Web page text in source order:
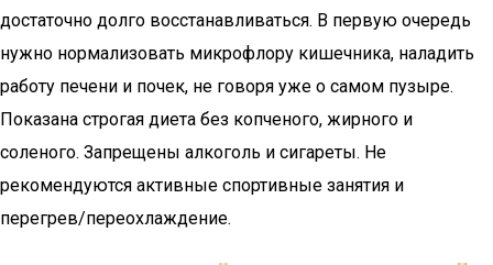
достаточно долго восстанавливаться. В первую очередь
нужно нормализовать микрофлору кишечника, наладить
работу печени и почек, не говоря уже о самом пузыре.
Показана строгая диета без копченого, жирного и
соленого. Запрещены алкоголь и сигареты. Не
рекомендуются активные спортивные занятия и
перегрев/переохлаждение.